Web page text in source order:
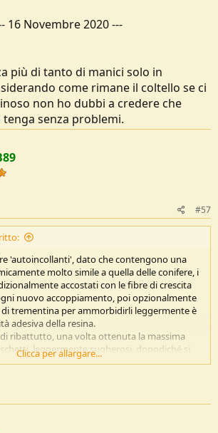
16 Novembre 2020---
più di tanto di manici solo in
come rimane il coltello se ci
non ho dubbi a credere che
tenga senza problemi.
#57
'autoincollanti', dato che contengono una
molto simile a quella delle conifere, i
accostati con le fibre di crescita
nuovo accoppiamento, poi opzionalmente
di trementina per ammorbidirli leggermente è
adesiva della resina.
ribattutto, una volta ottenuta la massima
leggermente sugherosi, dopodiché si
in forno, che ha il duplice compito di fare
volatili della resina, e cementare i
proprio in virtù delle proprietà
stessa.
Clicca per allargare...